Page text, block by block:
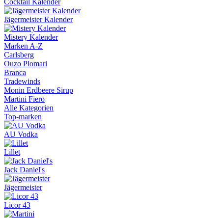
Cocktail Kalender
Jägermeister Kalender
Mistery Kalender
Marken A-Z
Carlsberg
Ouzo Plomari
Branca
Tradewinds
Monin Erdbeere Sirup
Martini Fiero
Alle Kategorien
Top-marken
AU Vodka
Lillet
Jack Daniel's
Jägermeister
Licor 43